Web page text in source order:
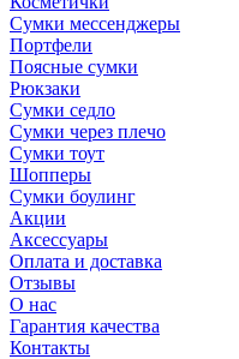
Сумки мессенджеры
Портфели
Поясные сумки
Рюкзаки
Сумки седло
Сумки через плечо
Сумки тоут
Шопперы
Сумки боулинг
Акции
Аксессуары
Оплата и доставка
Отзывы
О нас
Гарантия качества
Контакты